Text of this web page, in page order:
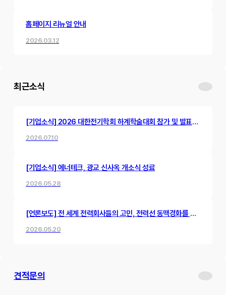
홈페이지 리뉴얼 안내
2026.03.12
최근소식
[기업소식] 2026 대한전기학회 하계학술대회 참가 및 발표
2026.07.10
[기업소식] 에너테크, 광교 신사옥 개소식 성료
2026.05.28
[언론보도] 전 세계 전력회사들의 고민, 전력선 동맥경화를 뻥
2026.05.20
견적문의